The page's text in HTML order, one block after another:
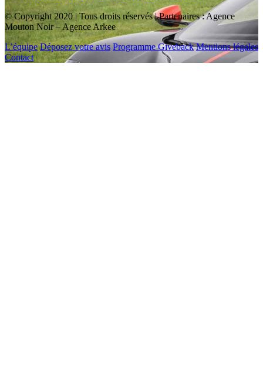
© Copyright 2020 | Tous droits réservés | Partenaires : Agence
Mouton Noir – Agence Arkee
L’équipe Déposez votre avis Programme Giveback Mentions légales
Contact